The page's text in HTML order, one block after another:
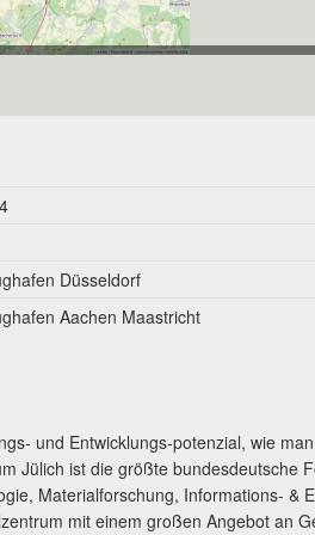
Einwohner
Düsseldorf
Aachen Maastricht
und Entwicklungs-potenzial, wie
Jülich ist die größte bundesdeutsche
Materialforschung, Informations- &
mit einem großen Angebot an